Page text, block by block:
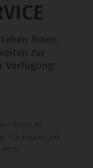
Ihnen
zur
Verfügung:
5mm ist
Für Logos und